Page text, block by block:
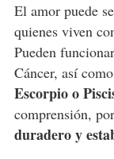
El amor puede
quienes viven
Pueden
Cáncer, así
Escorpio o
comprensión,
duradero y